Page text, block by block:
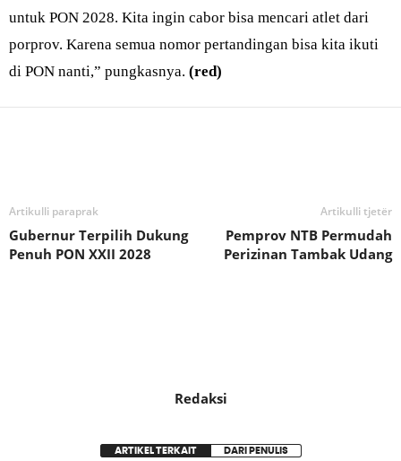
untuk PON 2028. Kita ingin cabor bisa mencari atlet dari
porprov. Karena semua nomor pertandingan bisa kita ikuti
di PON nanti,” pungkasnya. (red)
Artikulli paraprak
Gubernur Terpilih Dukung
Penuh PON XXII 2028
Artikulli tjetër
Pemprov NTB Permudah
Perizinan Tambak Udang
Redaksi
ARTIKEL TERKAIT DARI PENULIS